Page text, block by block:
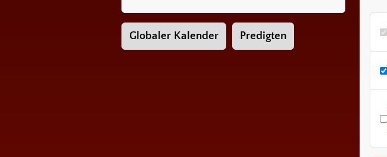
Globaler Kalender Predigten